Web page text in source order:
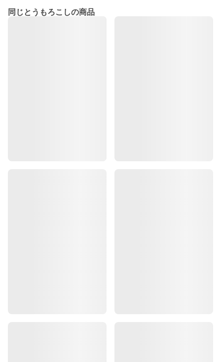
同じとうもろこしの商品